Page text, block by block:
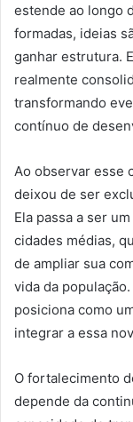
estende ao longo
formadas, ideias
ganhar estrutura.
realmente
transformando
contínuo de
Ao observar esse
deixou de ser
Ela passa a ser
cidades médias,
de ampliar sua
vida da
posiciona como
integrar a essa
O fortalecimento
depende da